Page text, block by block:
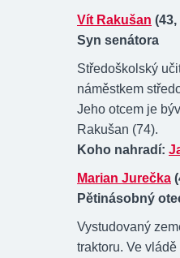
Vít Rakušan
Syn senátora
Středoškolský
náměstkem
Jeho otcem je
Rakušan (74).
Koho nahradí:
Marian Jurečka
Pětinásobný
Vystudovaný
traktoru. Ve vládě